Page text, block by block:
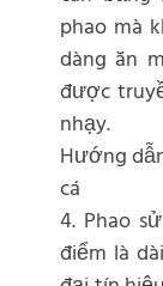
phao mà
dàng ăn
được
nhạy.
Hướng
cá
4. Phao
điểm là